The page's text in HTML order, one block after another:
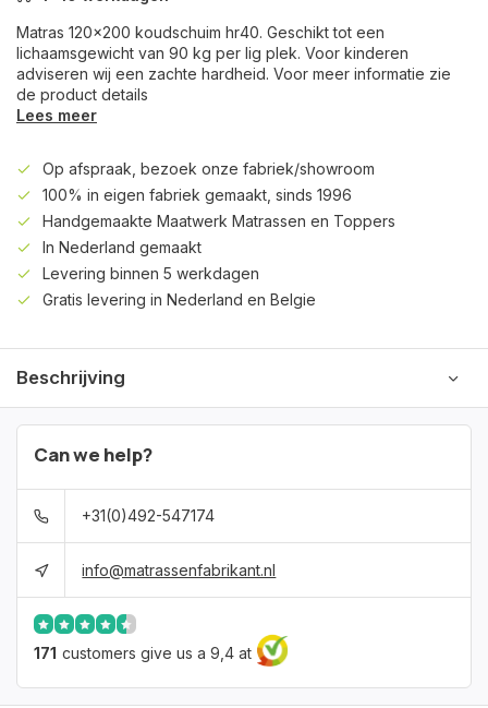
Matras 120x200 koudschuim hr40. Geschikt tot een
lichaamsgewicht van 90 kg per lig plek. Voor kinderen
adviseren wij een zachte hardheid. Voor meer informatie zie
de product details
Lees meer
Op afspraak, bezoek onze fabriek/showroom
100% in eigen fabriek gemaakt, sinds 1996
Handgemaakte Maatwerk Matrassen en Toppers
In Nederland gemaakt
Levering binnen 5 werkdagen
Gratis levering in Nederland en Belgie
Beschrijving
Can we help?
+31(0)492-547174
info@matrassenfabrikant.nl
171 customers give us a 9,4 at